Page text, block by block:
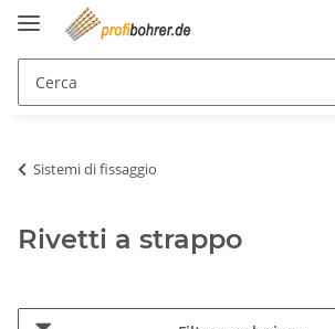
Sistemi di fissaggio
Rivetti a strappo